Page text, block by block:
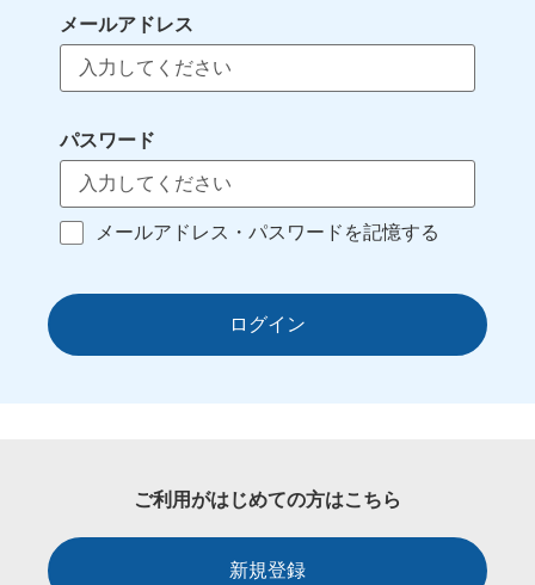
メールアドレス
パスワード
メールアドレス・パスワードを記憶する
ログイン
ご利用がはじめての方はこちら
新規登録